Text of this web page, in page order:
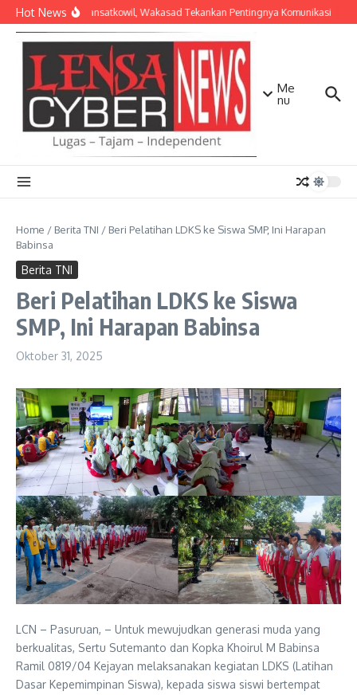
Lewati ke konten
Hot NewsBekali Dansatkowil, Wakasad Tekankan Pentingnya Komunikasi
Me
nu
Home / Berita TNI / Beri Pelatihan LDKS ke Siswa SMP, Ini Harapan
Babinsa
Berita TNI
Beri Pelatihan LDKS ke Siswa
SMP, Ini Harapan Babinsa
Oktober 31, 2025
LCN – Pasuruan, – Untuk mewujudkan generasi muda yang
berkualitas, Sertu Sutemanto dan Kopka Khoirul M Babinsa
Ramil 0819/04 Kejayan melaksanakan kegiatan LDKS (Latihan
Dasar Kepemimpinan Siswa), kepada siswa siswi bertempat